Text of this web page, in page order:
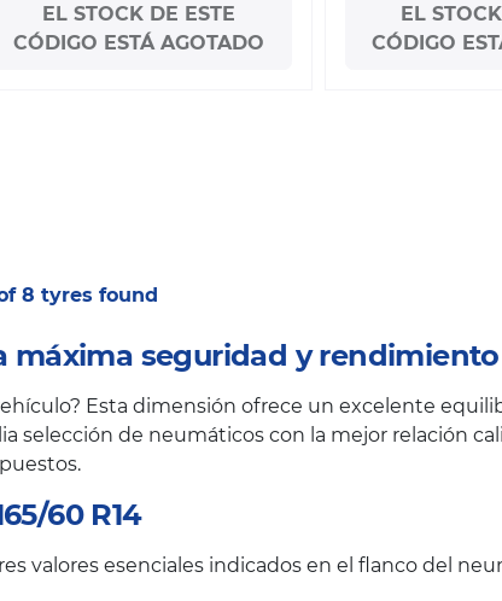
EL STOCK DE ESTE
CÓDIGO ESTÁ AGOTADO
EL
CÓDIGO
8 tyres found
máxima seguridad y rendimiento
Esta dimensión ofrece un excelente
selección de neumáticos con la mejor relación
60 R14
valores esenciales indicados en el flanco del